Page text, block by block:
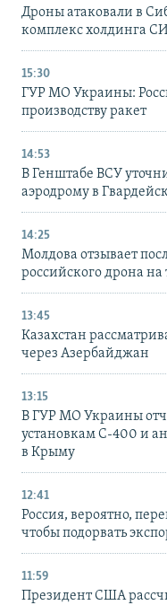
Дроны атаковали в
комплекс холдинга
15:30
ГУР МО Украины:
производству ракет
14:53
В Генштабе ВСУ
аэродрому в
14:25
Молдова отзывает
российского дрона
13:45
Казахстан
через Азербайджан
13:15
В ГУР МО Украины
установкам С-400 и
в Крыму
12:41
Россия, вероятно,
чтобы подорвать
11:59
Президент США